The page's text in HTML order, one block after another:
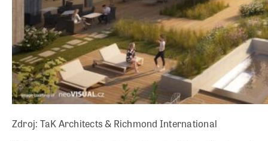
Zdroj: TaK Architects & Richmond International